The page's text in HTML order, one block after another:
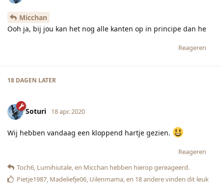
Micchan
Ooh ja, bij jou kan het nog alle kanten op in principe dan he
Reageren
18 DAGEN LATER
Soturi 18 apr. 2020
Wij hebben vandaag een kloppend hartje gezien.
Reageren
Toch6, Lumihiutale, en Micchan hebben hierop gereageerd.
Pietje1987, Madeliefje06, Uilenmama, en 18anderevinden dit leuk